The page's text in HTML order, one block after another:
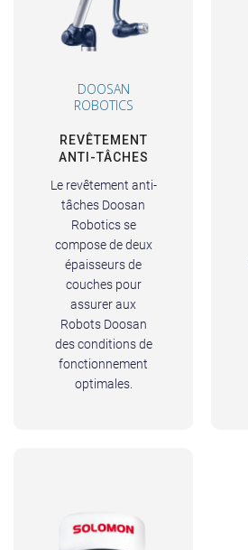
DOOSAN
ROBOTICS
REVÊTEMENT
ANTI-TÂCHES
Le revêtement anti-
tâches Doosan
Robotics se
compose de deux
épaisseurs de
couches pour
assurer aux
Robots Doosan
des conditions de
fonctionnement
optimales.